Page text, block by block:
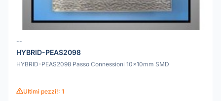
--
HYBRID-PEAS2098
HYBRID-PEAS2098 Passo Connessioni 10x10mm SMD
Ultimi pezzi!: 1